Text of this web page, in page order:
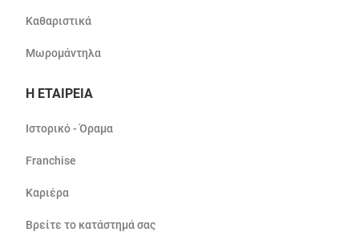
Καθαριστικά
Μωρομάντηλα
Η ΕΤΑΙΡΕΙΑ
Ιστορικό - Όραμα
Franchise
Καριέρα
Βρείτε το κατάστημά σας